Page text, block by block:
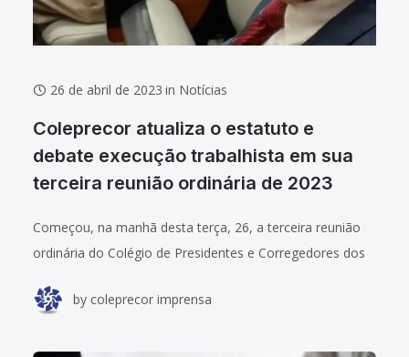
26 de abril de 2023 in Notícias
Coleprecor atualiza o estatuto e
debate execução trabalhista em sua
terceira reunião ordinária de 2023
Começou, na manhã desta terça, 26, a terceira reunião
ordinária do Colégio de Presidentes e Corregedores dos
com a discussão de atualizações no
by coleprecor imprensa